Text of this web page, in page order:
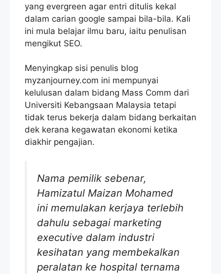
yang evergreen agar entri ditulis kekal
dalam carian google sampai bila-bila. Kali
ini mula belajar ilmu baru, iaitu penulisan
mengikut SEO.
Menyingkap sisi penulis blog
myzanjourney.com ini mempunyai
kelulusan dalam bidang Mass Comm dari
Universiti Kebangsaan Malaysia tetapi
tidak terus bekerja dalam bidang berkaitan
dek kerana kegawatan ekonomi ketika
diakhir pengajian.
Nama pemilik sebenar,
Hamizatul Maizan Mohamed
ini memulakan kerjaya terlebih
dahulu sebagai marketing
executive dalam industri
kesihatan yang membekalkan
peralatan ke hospital ternama